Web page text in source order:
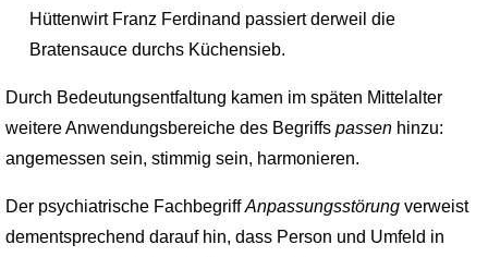
Hüttenwirt Franz Ferdinand passiert derweil die
Bratensauce durchs Küchensieb.
Durch Bedeutungsentfaltung kamen im späten Mittelalter
weitere Anwendungsbereiche des Begriffs passenhinzu:
angemessen sein, stimmig sein, harmonieren.
Der psychiatrische FachbegriffAnpassungsstörungverweist
dementsprechend darauf hin, dass Person und Umfeld in